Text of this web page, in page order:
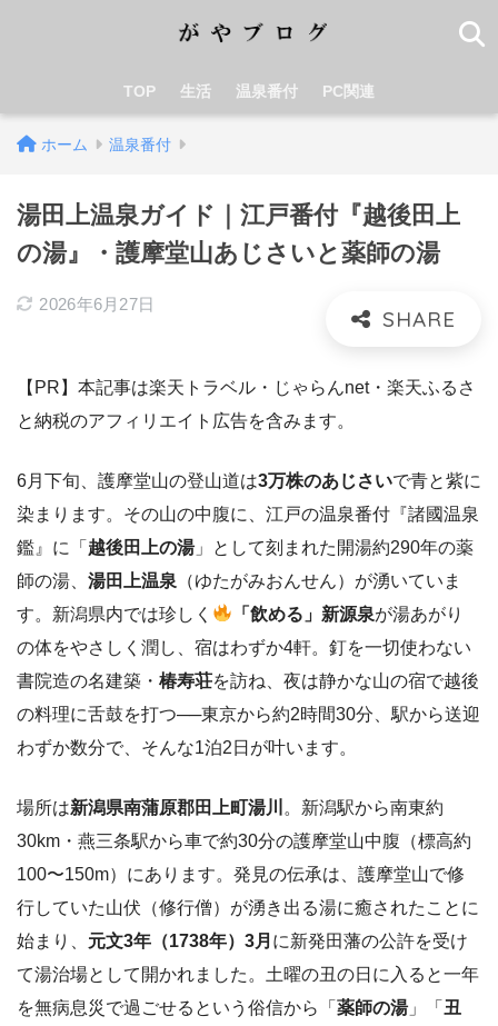
TOP 生活 温泉番付 PC関連
ホーム 温泉番付
湯田上温泉ガイド｜江戸番付『越後田上
の湯』・護摩堂山あじさいと薬師の湯
2026年6月27日
【PR】本記事は楽天トラベル・じゃらんnet・楽天ふるさ
と納税のアフィリエイト広告を含みます。
6月下旬、護摩堂山の登山道は3万株のあじさいで青と紫に
染まります。その山の中腹に、江戸の温泉番付『諸國温泉
鑑』に「 越後田上の湯」として刻まれた開湯約290年の薬
師の湯、 湯田上温泉 （ゆたがみおんせん）が湧いていま
す。新潟県内では珍しく
「飲める」新源泉が湯あがり
の体をやさしく潤し、宿はわずか4軒。釘を一切使わない
書院造の名建築・ 椿寿荘を訪ね、夜は静かな山の宿で越後
の料理に舌鼓を打つ──東京から約2時間30分、駅から送迎
わずか数分で、そんな1泊2日が叶います。
場所は新潟県南蒲原郡田上町湯川
。新潟駅から南東約
30km・燕三条駅から車で約30分の護摩堂山中腹（標高約
100〜150m）にあります。発見の伝承は、護摩堂山で修
行していた山伏（修行僧）が湧き出る湯に癒されたことに
始まり、 元文3年（1738年）3月 に新発田藩の公許を受け
て湯治場として開かれました。土曜の丑の日に入ると一年
を無病息災で過ごせるという俗信から「 薬師の湯」「 丑